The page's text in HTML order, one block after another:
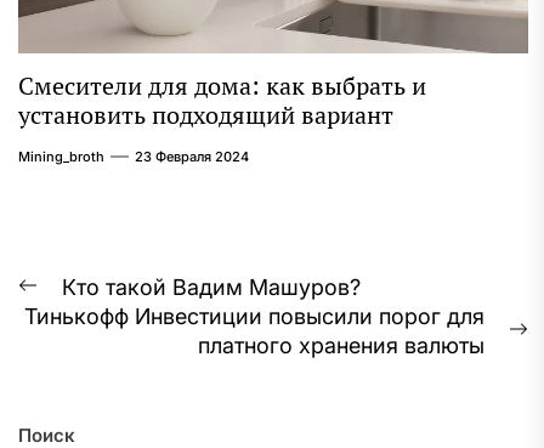
Смесители для дома: как выбрать и
установить подходящий вариант
Mining_broth 23 Февраля 2024
Навигация
по
Предыдущая
запись:
Кто такой Вадим Машуров?
Тинькофф Инвестиции повысили порог для
платного хранения валюты
Поиск